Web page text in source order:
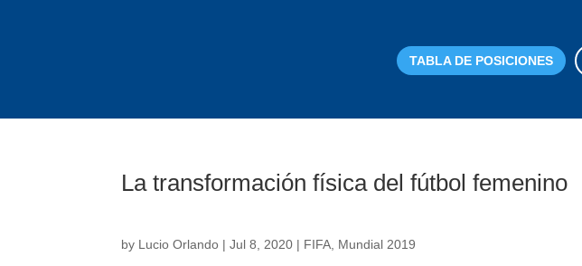
TABLA DE POSICIONES
La transformación física del fútbol femenino
by Lucio Orlando |Jul 8, 2020 | FIFA Mundial 2019